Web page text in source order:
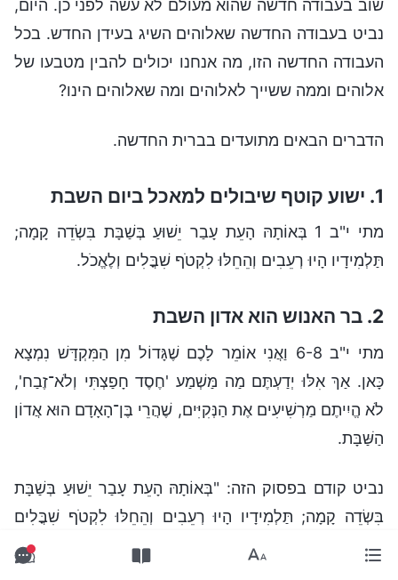
שוב בעבודה חדשה שהוא מעולם לא עשה לפני כן. היום,
נביט בעבודה החדשה שאלוהים השיג בעידן החדש. בכל
העבודה החדשה הזו, מה אנחנו יכולים להבין מטבעו של
אלוהים וממה ששייך לאלוהים ומה שאלוהים הינו?
הדברים הבאים מתועדים בברית החדשה.
1. ישוע קוטף שיבולים למאכל ביום השבת
מתי י"ב 1 בְּאוֹתָהּ הָעֵת עָבַר יֵשׁוּעַ בְּשַׁבָּת בִּשְׂדֵה קָמָה;
תַּלְמִידָיו הָיוּ רְעֵבִים וְהֵחֵלּוּ לִקְטֺף שִׁבֳּלִים וְלֶאֱכֺל.
2. בר האנוש הוא אדון השבת
מתי י"ב 6-8 וַאֲנִי אוֹמֵר לָכֶם שֶׁגָּדוֹל מִן הַמִּקְדָּשׁ נִמְצָא
כָּאן. אַךְ אִלּוּ יְדַעְתֶּם מַה מַּשְׁמַע 'חֶסֶד חָפַצְתִּי וְלֹא־זֶבַח',
לֹא הֱיִיתֶם מַרְשִׁיעִים אֶת הַנְּקִיִּים, שֶׁהֲרֵי בֶּן־הָאָדָם הוּא אֲדוֹן
הַשַּׁבָּת.
נביט קודם בפסוק הזה: "בְּאוֹתָהּ הָעֵת עָבַר יֵשׁוּעַ בְּשַׁבָּת
בִּשְׂדֵה קָמָה; תַּלְמִידָיו הָיוּ רְעֵבִים וְהֵחֵלּוּ לִקְטֺף שִׁבֳּלִים
וְלֶאֱכֺל".